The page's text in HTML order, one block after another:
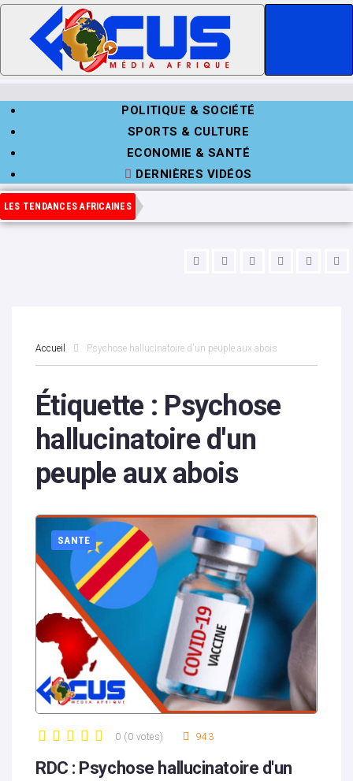
POLITIQUE & SOCIÉTÉ
SPORTS & CULTURE
ECONOMIE & SANTÉ
DERNIÈRES VIDÉOS
LES TENDANCES AFRICAINES
Accueil Psychose hallucinatoire d'un peuple aux abois
Étiquette : Psychose
hallucinatoire d'un
peuple aux abois
SANTE
0 ( 0 votes) 943
RDC : Psychose hallucinatoire d'un